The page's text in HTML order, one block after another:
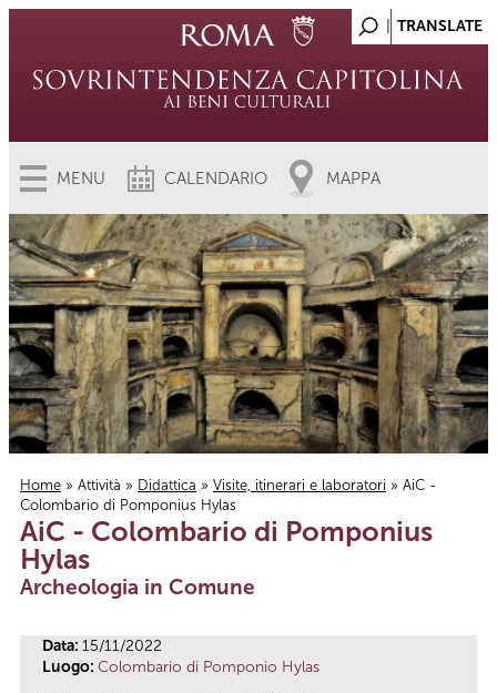
MENU CALENDARIO MAPPA
Tu sei qui
Home » Attività » Didattica » Visite, itinerari e laboratori » AiC -
Colombario di Pomponius Hylas
AiC - Colombario di Pomponius
Hylas
Archeologia in Comune
Data: 15/11/2022
Luogo: Colombario di Pomponio Hylas